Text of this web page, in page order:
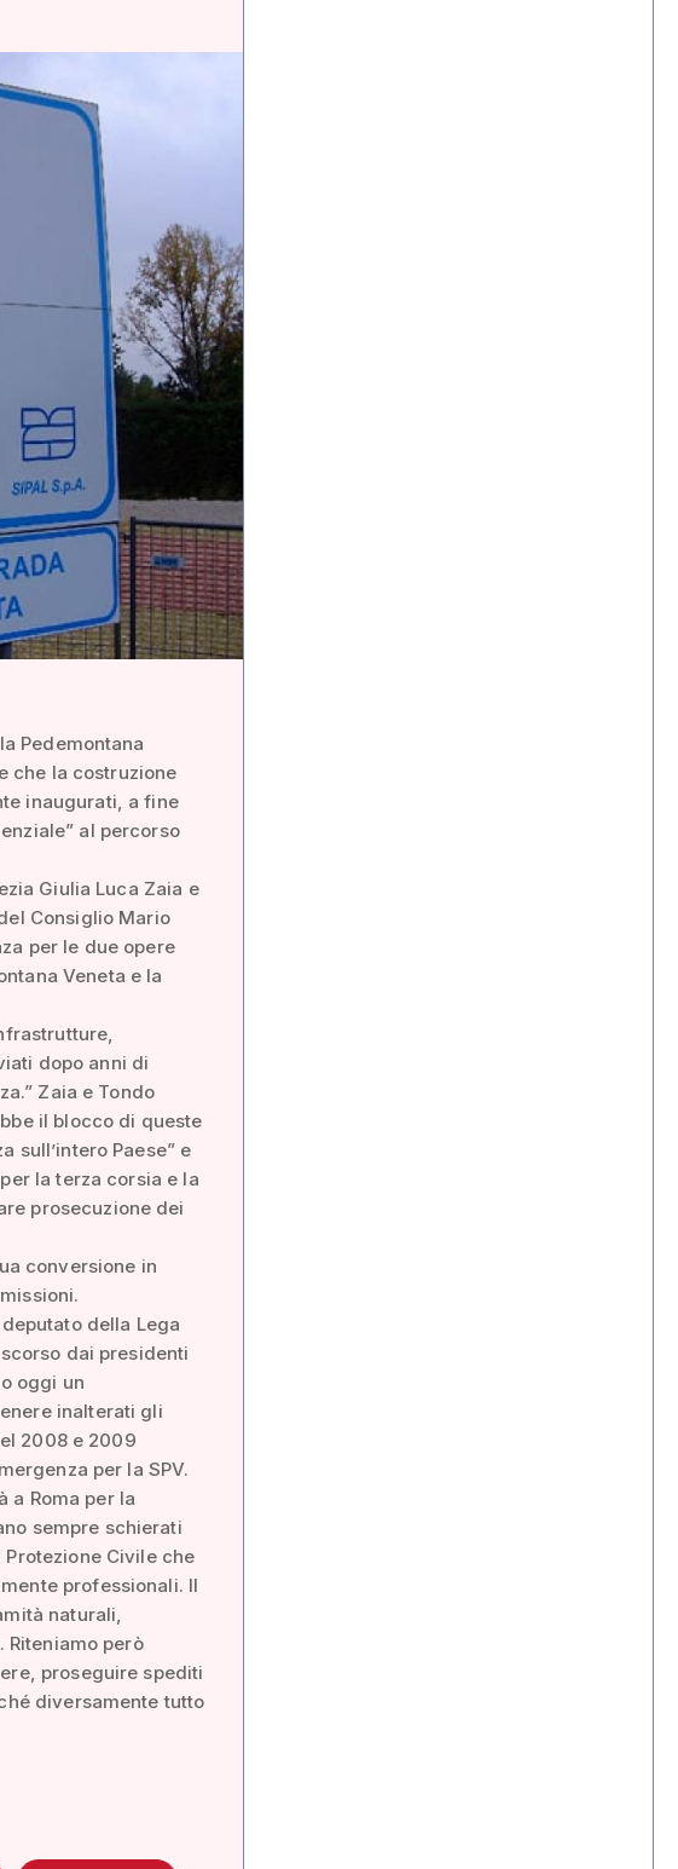
Pedemontana
che la costruzione
inaugurati, a fine
al percorso
Giulia Luca Zaia e
Consiglio Mario
per le due opere
Veneta e la
dopo anni di
Zaia e Tondo
il blocco di queste
sull’intero Paese” e
la terza corsia e la
prosecuzione dei
conversione in
della Lega
dai presidenti
oggi un
inalterati gli
2008 e 2009
per la SPV.
a Roma per la
sempre schierati
Civile che
professionali. Il
naturali,
però
proseguire spediti
diversamente tutto